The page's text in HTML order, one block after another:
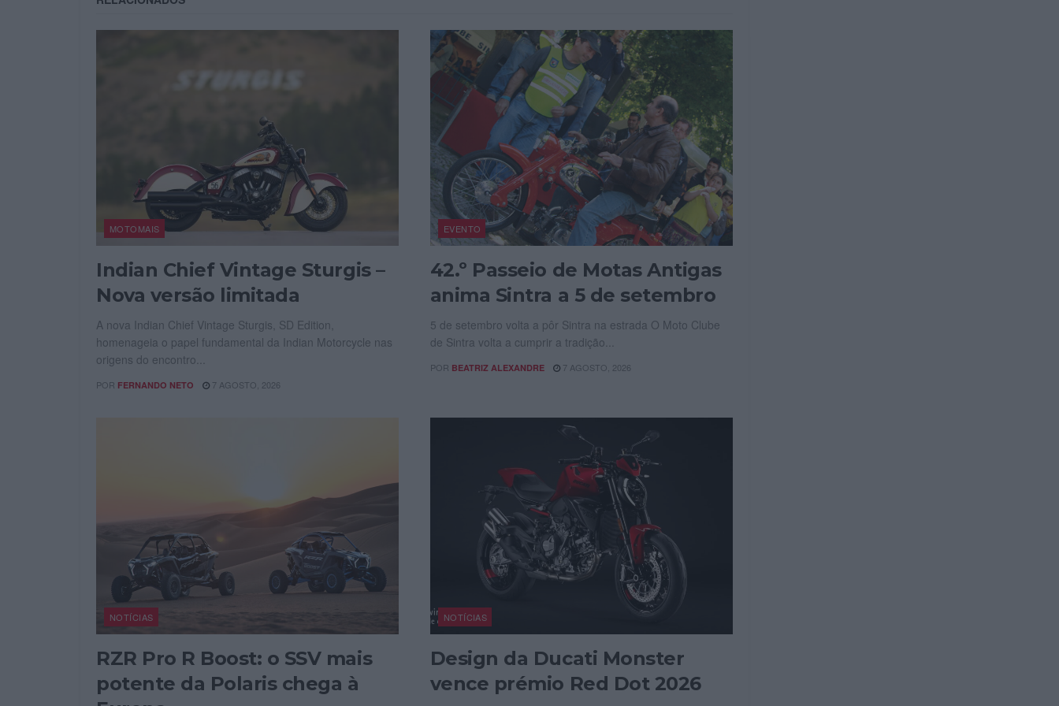
MOTOMAIS
Indian Chief Vintage Sturgis –
Nova versão limitada
A nova Indian Chief Vintage Sturgis, SD Edition,
homenageia o papel fundamental da Indian Motorcycle nas
origens do encontro...
POR FERNANDO NETO 7 AGOSTO, 2026
EVENTO
42.º Passeio de Motas Antigas
anima Sintra a 5 de setembro
5 de setembro volta a pôr Sintra na estrada O Moto Clube
de Sintra volta a cumprir a tradição...
POR BEATRIZ ALEXANDRE 7 AGOSTO, 2026
NOTÍCIAS
RZR Pro R Boost: o SSV mais
potente da Polaris chega à
NOTÍCIAS
Design da Ducati Monster
vence prémio Red Dot 2026